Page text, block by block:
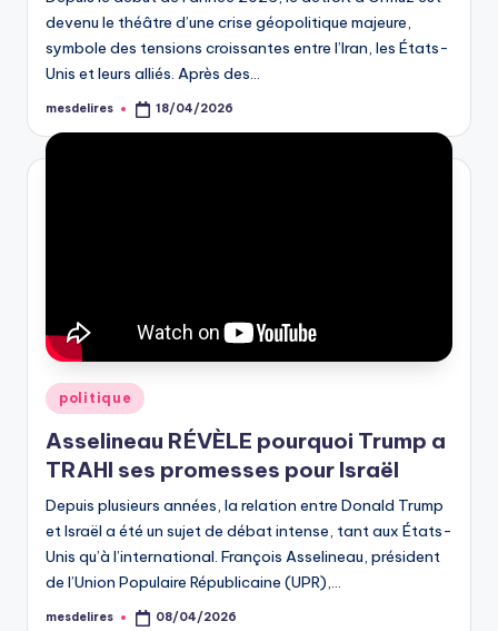
devenu le théâtre d’une crise géopolitique majeure,
symbole des tensions croissantes entre l’Iran, les États-
Unis et leurs alliés. Après des…
Posted
mesdelires 18/04/2026
Posted
in
politique
Asselineau RÉVÈLE pourquoi Trump a
TRAHI ses promesses pour Israël
Depuis plusieurs années, la relation entre Donald Trump
et Israël a été un sujet de débat intense, tant aux États-
Unis qu’à l’international. François Asselineau, président
de l’Union Populaire Républicaine (UPR),…
Posted
mesdelires 08/04/2026